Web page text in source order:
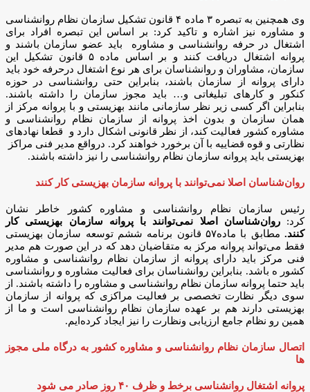
وی همچنین به تبصره ۳ ماده ۴ قانون تشکیل سازمان نظام روانشناسی
و مشاوره نیز اشاره و تاکید کرد: بر اساس این تبصره افراد برای
اشتغال در حرفه روانشناسی و مشاوره باید عضو سازمان باشند و
پروانه اشتغال دریافت کنند و بر اساس ماده ۵ قانون تشکیل این
سازمان، مشاوران و روانشناسان برای هر نوع اشتغال درحرفه خود باید
دارای پروانه از سازمان باشند، بنابراین حتی روانشناسی در حوزه
کنکور و کارهای تبلیغاتی و… باید مجوز سازمان را داشته باشند.
بنابراین اگر کسی زیر نظر سازمانی مانند بهزیستی و با پروانه مرکز از
همان سازمان و بدون اخذ پروانه از سازمان نظام روانشناسی و
مشاوره کشور فعالیت ‌کند، از نظر قانونی اشکال دارد و قطعا نهادهای
نظارتی و قوه قضاییه با آن برخورد خواهند کرد. درواقع مدیر فنی مراکز
بهزیستی باید پروانه سازمان نظام روانشناسی را نیز داشته باشند.
روان‌شناسان اصلا نمی‌توانند با پروانه سازمان بهزیستی کار کنند
رئیس سازمان نظام روانشناسی و مشاوره کشور خاطر نشان
کرد:روان‌شناسان اصلا نمی‌توانند با پروانه سازمان بهزیستی کار
کنند.
مطابق با ماده۵۷ قانون برنامه ششم توسعه سازمان بهزیستی
فقط می‌تواند پروانه مرکز به متقاضیان دهد که در این صورت هم مدیر
فنی مرکز باید دارای پروانه از سازمان نظام روانشناسی و مشاوره
کشور ه باشد. بنابراین روانشناسان برای فعالیت مشاوره و روانشناسی
باید حتما پروانه سازمان نظام روانشناسی و مشاوره را داشته باشند. از
سوی دیگر نظارت تخصصی بر فعالیت مراکزی که پروانه از سازمان
بهزیستی دارند هم بر عهده سازمان نظام روانشناسی است و ما از
همین رو نظام جامع ارزیابی ونظارت را نیز ایجاد کرده‌ایم.
اتصال سازمان نظام روانشناسی و مشاوره کشور به درگاه ملی مجوز
ها
پروانه اشتغال روانشناسی برخط و ظرف ۴۰ روز صادر می شود